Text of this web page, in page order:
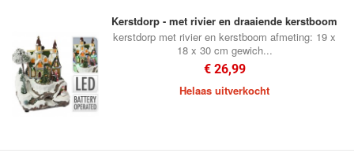
Kerstdorp - met rivier en draaiende kerstboom
kerstdorp met rivier en kerstboom afmeting: 19 x
18 x 30 cm gewich...
€ 26,99
Helaas uitverkocht